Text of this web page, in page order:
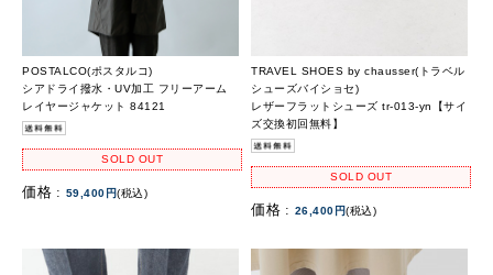
POSTALCO(ポスタルコ)
シアドライ撥水・UV加工 フリーアーム
レイヤージャケット 84121
SOLD OUT
価格 : 59,400円(税込)
TRAVEL SHOES by chausser(トラベル
シューズバイショセ)
レザーフラットシューズ tr-013-yn【サイ
ズ交換初回無料】
SOLD OUT
価格 : 26,400円(税込)